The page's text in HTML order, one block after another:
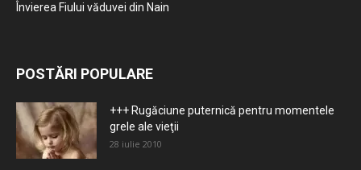
Învierea Fiului văduvei din Nain
POSTĂRI POPULARE
+++ Rugăciune puternică pentru momentele
grele ale vieţii
28 iulie 2010